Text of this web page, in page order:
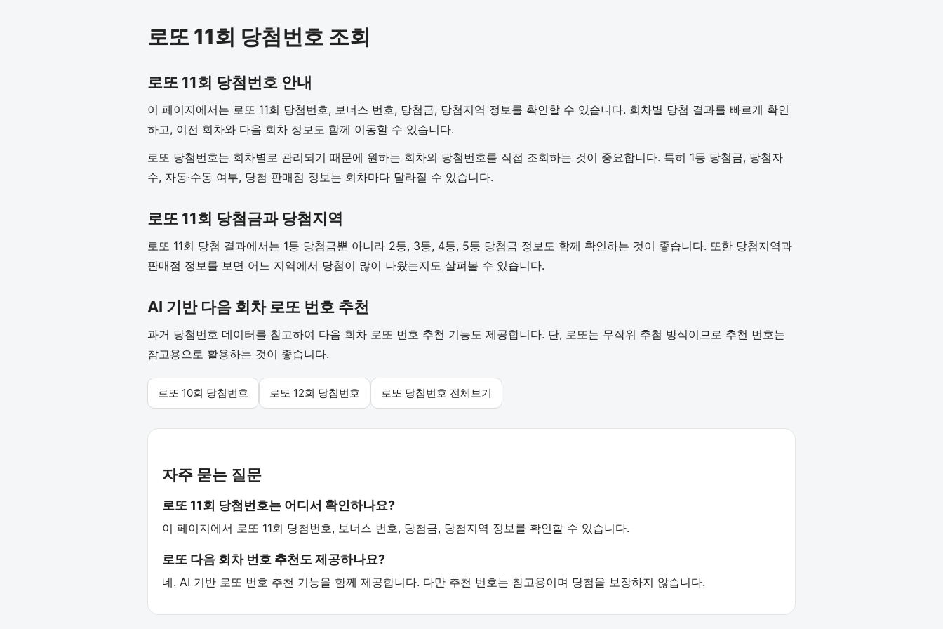
로또 11회 당첨번호 조회
로또 11회 당첨번호 안내
이 페이지에서는 로또 11회 당첨번호, 보너스 번호, 당첨금, 당첨지역 정보를 확인할 수 있습니다. 회차별 당첨 결과를 빠르게 확인
하고, 이전 회차와 다음 회차 정보도 함께 이동할 수 있습니다.
로또 당첨번호는 회차별로 관리되기 때문에 원하는 회차의 당첨번호를 직접 조회하는 것이 중요합니다. 특히 1등 당첨금, 당첨자
수, 자동·수동 여부, 당첨 판매점 정보는 회차마다 달라질 수 있습니다.
로또 11회 당첨금과 당첨지역
로또 11회 당첨 결과에서는 1등 당첨금뿐 아니라 2등, 3등, 4등, 5등 당첨금 정보도 함께 확인하는 것이 좋습니다. 또한 당첨지역과
판매점 정보를 보면 어느 지역에서 당첨이 많이 나왔는지도 살펴볼 수 있습니다.
AI 기반 다음 회차 로또 번호 추천
과거 당첨번호 데이터를 참고하여 다음 회차 로또 번호 추천 기능도 제공합니다. 단, 로또는 무작위 추첨 방식이므로 추천 번호는
참고용으로 활용하는 것이 좋습니다.
로또 10회 당첨번호 로또 12회 당첨번호 로또 당첨번호 전체보기
자주 묻는 질문
로또 11회 당첨번호는 어디서 확인하나요?
이 페이지에서 로또 11회 당첨번호, 보너스 번호, 당첨금, 당첨지역 정보를 확인할 수 있습니다.
로또 다음 회차 번호 추천도 제공하나요?
네. AI 기반 로또 번호 추천 기능을 함께 제공합니다. 다만 추천 번호는 참고용이며 당첨을 보장하지 않습니다.